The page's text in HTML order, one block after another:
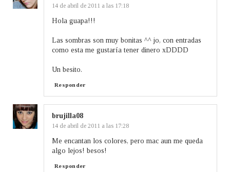
14 de abril de 2011 a las 17:18
Hola guapa!!!
Las sombras son muy bonitas ^^ jo, con entradas
como esta me gustaría tener dinero xDDDD
Un besito.
Responder
brujilla08
14 de abril de 2011 a las 17:28
Me encantan los colores, pero mac aun me queda
algo lejos! besos!
Responder